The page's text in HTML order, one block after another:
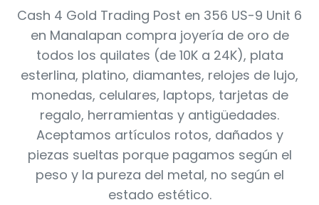
Cash 4 Gold Trading Post en 356 US-9 Unit 6
en Manalapan compra joyería de oro de
todos los quilates (de 10K a 24K), plata
esterlina, platino, diamantes, relojes de lujo,
monedas, celulares, laptops, tarjetas de
regalo, herramientas y antigüedades.
Aceptamos artículos rotos, dañados y
piezas sueltas porque pagamos según el
peso y la pureza del metal, no según el
estado estético.